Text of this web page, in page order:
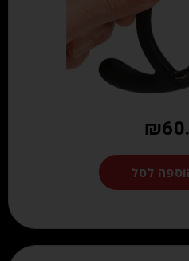
₪
לסל